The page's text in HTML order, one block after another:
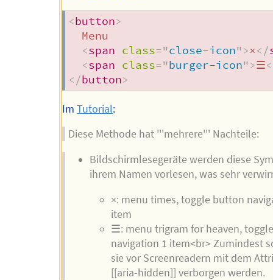
<button>
  Menu
<span class="close-icon">×</
<span class="burger-icon">☰
</button>
ImTutorial:
Diese Methode hat '''mehrere''' Nachteile:
Bildschirmlesegeräte werden diese
ihrem Namen vorlesen, was sehr
×: menu times, toggle button
item
☰: menu trigram for heaven,
navigation 1 item<br> Zumindest
sie vor Screenreadern mit dem
[[aria-hidden]] verborgen werden.